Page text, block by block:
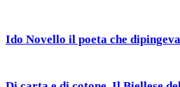
Ido Novello il poeta che dipingeva